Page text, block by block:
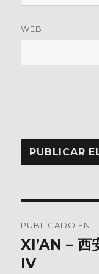
WEB
de
entradas
PUBLICADO EN
XI’AN –
IV